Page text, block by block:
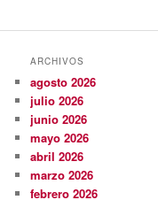
ARCHIVOS
agosto 2026
julio 2026
junio 2026
mayo 2026
abril 2026
marzo 2026
febrero 2026